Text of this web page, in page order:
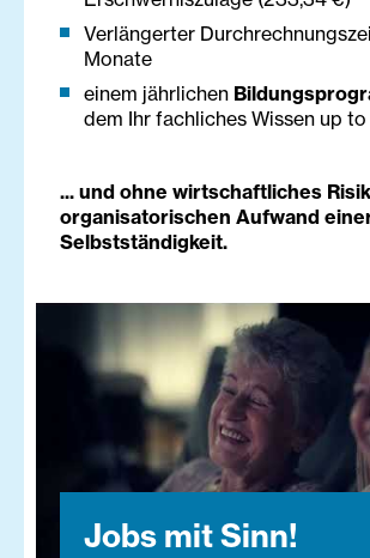
Verlängerter
Monate
einem jährlichen
dem Ihr fachliches Wissen up
... und ohne wirtschaftliches
organisatorischen Aufwand
Selbstständigkeit.
Jobs mit Sinn!